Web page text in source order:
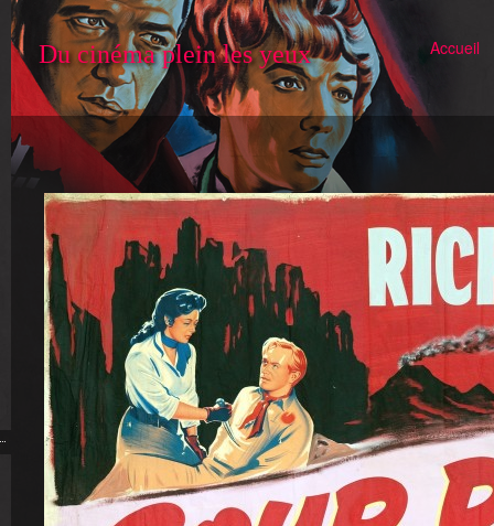
Du cinéma plein les yeux Accueil